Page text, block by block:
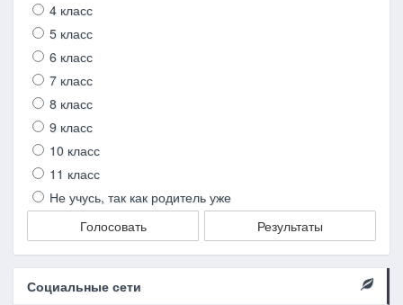
4 класс
5 класс
6 класс
7 класс
8 класс
9 класс
10 класс
11 класс
Не учусь, так как родитель уже
Голосовать
Результаты
Социальные сети